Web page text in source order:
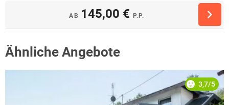
AB 145,00 € P.P.
Ähnliche Angebote
3,7/5